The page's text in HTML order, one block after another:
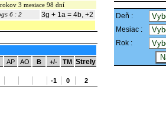
3 mesiace 98 dní
6 : 2
3g + 1a = 4b, +2
AP AO B +/- TM Strely
-1 0 2
Deň :
Mesiac :
Rok :